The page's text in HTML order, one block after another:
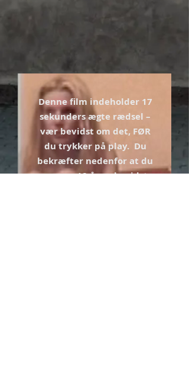
Denne film indeholder 17
sekunders ægte rædsel –
vær bevidst om det, FØR
du trykker på play. Du
bekræfter nedenfor at du
er over 18 år og bevidst